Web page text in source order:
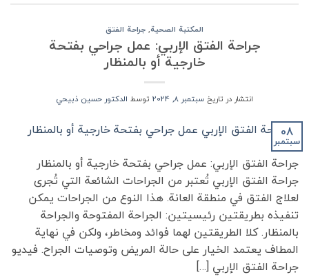
المكتبة الصحية, جراحة الفتق
جراحة الفتق الإربي: عمل جراحي بفتحة
خارجية أو بالمنظار
انتشار در تاریخ سبتمبر 8, 2024 توسط الدكتور حسين ذبيحي
08
سبتمبر
جراحة الفتق الإربي: عمل جراحي بفتحة خارجية أو بالمنظار
جراحة الفتق الإربي تُعتبر من الجراحات الشائعة التي تُجرى
لعلاج الفتق في منطقة العانة. هذا النوع من الجراحات يمكن
تنفيذه بطريقتين رئيسيتين: الجراحة المفتوحة والجراحة
بالمنظار. كلا الطريقتين لهما فوائد ومخاطر، ولكن في نهاية
المطاف يعتمد الخيار على حالة المريض وتوصيات الجراح. فيديو
جراحة الفتق الإربي […]